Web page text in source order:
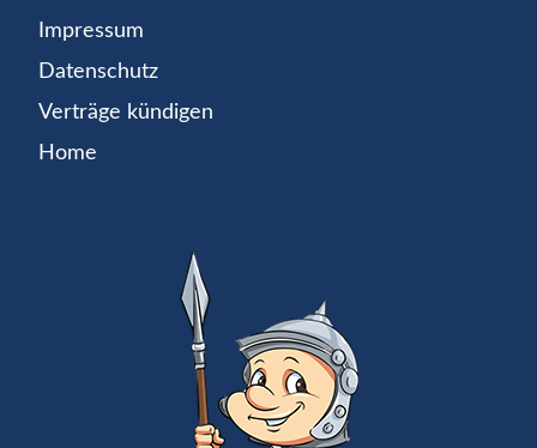
Impressum
Datenschutz
Verträge kündigen
Home